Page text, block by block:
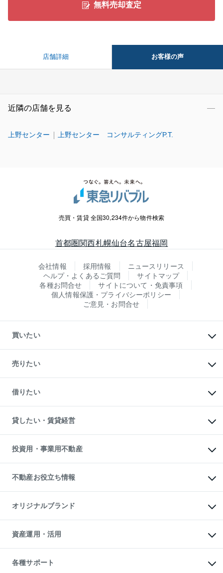
無料売却査定
店舗詳細 お客様の声
近隣の店舗を見る
上野センター 上野センター コンサルティングP.T.
売買・賃貸 全国30,234件から物件検索
首都圏関西札幌仙台名古屋福岡
会社情報 採用情報
ニュースリリース
ヘルプ・よくあるご質問
サイトマップ
各種お問合せ
サイトについて・免責事項
個人情報保護・プライバシーポリシー
ご意見・お問合せ
買いたい
新築・分譲マンションの購入
中古マンションの購入
一戸建ての購入
中古一戸建ての購入
不動産購入の流れ
注目キーワード物件特集
購入ガイド
English 繁体中文簡体中文
売りたい
一戸建ての売却・査定
土地の売却・査定
スピードAI査定
不動産査定について
不動産売却の流れ
不動産買換えの流れ
売却ガイド
借りたい
オフィス・店舗の賃貸
借りるときの流れ
借りるガイド
貸したい・賃貸経営
マンション賃料データ
賃貸管理プラン
リロケーションについて
貸すガイド
投資用・事業用不動産
事業用不動産
マンション投資
投資用マンション
アパート経営
収益物件
ビル購入（ビル一棟）
投資用不動産の売却査定
事業用不動産の売却査定
不動産お役立ち情報
マンションライブラリー
人気マンションランキング
暮らしに役立つ不動産メディア
不動産相場・不動産価格情報
不動産コラム・ニュース
不動産用語集
不動産なんでもネット相談室
オリジナルブランド
一棟リノベーションマンション
L`GENTE（ルジェンテ）
区分リノベーションマンション
投資用一棟レジデンスWELL
資産運用・活用
不動産M&A
アセットマネジメント・出資
各種サポート